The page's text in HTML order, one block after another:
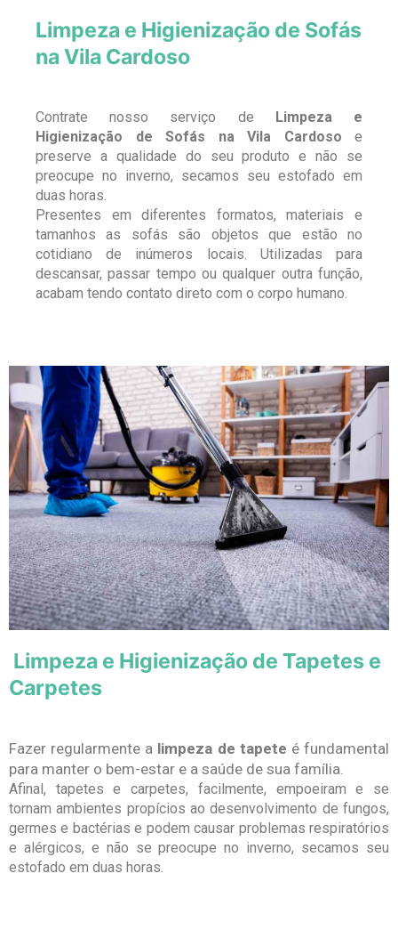
Limpeza e Higienização de Sofás
na Vila Cardoso
Contrate nosso serviço de Limpeza e
Higienização de Sofás na Vila Cardoso e
preserve a qualidade do seu produto e não se
preocupe no inverno, secamos seu estofado em
duas horas.
Presentes em diferentes formatos, materiais e
tamanhos as sofás são objetos que estão no
cotidiano de inúmeros locais. Utilizadas para
descansar, passar tempo ou qualquer outra função,
acabam tendo contato direto com o corpo humano.
Limpeza e Higienização de Tapetes e
Carpetes
Fazer regularmente a limpeza de tapete é fundamental
para manter o bem-estar e a saúde de sua família.
Afinal, tapetes e carpetes, facilmente, empoeiram e se
tornam ambientes propícios ao desenvolvimento de fungos,
germes e bactérias e podem causar problemas respiratórios
e alérgicos, e não se preocupe no inverno, secamos seu
estofado em duas horas.